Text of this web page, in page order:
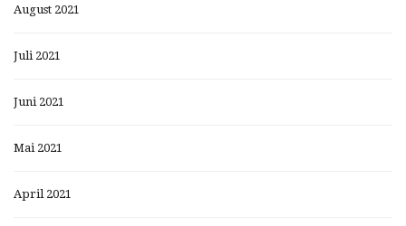
August 2021
Juli 2021
Juni 2021
Mai 2021
April 2021